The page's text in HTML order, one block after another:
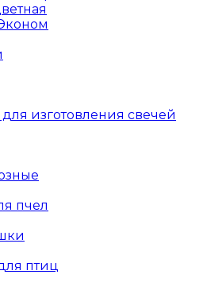
изготовления свечей
пчел
птиц